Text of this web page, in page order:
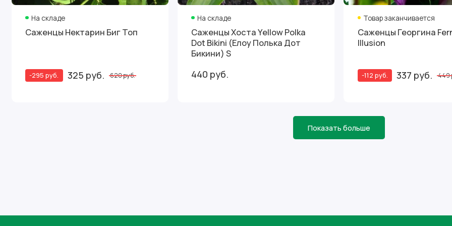
На складе
Саженцы Нектарин Биг Топ
-295 руб. 325 руб. 620 руб.
На складе
Саженцы Хоста Yellow Polka
Dot Bikini (Елоу Полька Дот
Бикини) S
440 руб.
Товар заканчивается
Саженцы Георгина
Illusion
-112 руб. 337 руб. 449
Показать больше